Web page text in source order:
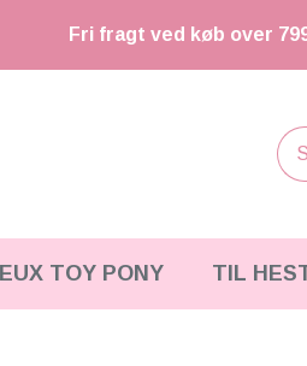
Fri fragt ved køb over
TOY PONY TIL